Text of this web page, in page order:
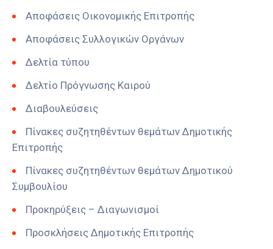
Αποφάσεις Οικονομικής Επιτροπής
Αποφάσεις Συλλογικών Οργάνων
Δελτία τύπου
Δελτίο Πρόγνωσης Καιρού
Διαβουλεύσεις
Πίνακες συζητηθέντων θεμάτων Δημοτικής
Επιτροπής
Πίνακες συζητηθέντων θεμάτων Δημοτικού
Συμβουλίου
Προκηρύξεις – Διαγωνισμοί
Προσκλήσεις Δημοτικής Επιτροπής